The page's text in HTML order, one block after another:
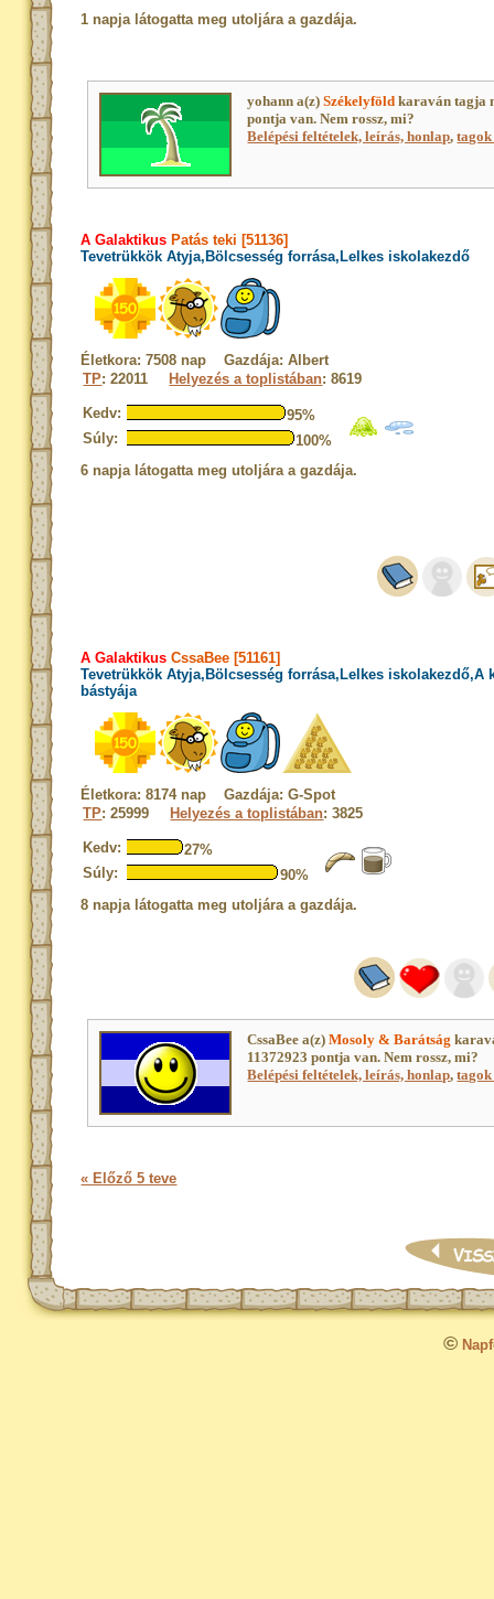
1 napja látogatta meg utoljára a gazdája.
yohann a(z)Székelyföld karaván tagja
pontja van. Nem rossz, mi?
Belépési feltételek, leírás, honlap,
A Galaktikus Patás teki [51136]
Tevetrükkök Atyja,Bölcsesség forrása,Lelkes iskolakezdő
Életkora: 7508 nap Gazdája: Albert
TP: 22011 Helyezés a toplistában: 8619
Kedv:
95%
Súly:
100%
6 napja látogatta meg utoljára a gazdája.
A Galaktikus CssaBee [51161]
Tevetrükkök Atyja,Bölcsesség forrása,Lelkes iskolakezdő,A
bástyája
Életkora: 8174 nap Gazdája: G-Spot
TP: 25999 Helyezés a toplistában: 3825
Kedv:
27%
Súly:
90%
8 napja látogatta meg utoljára a gazdája.
CssaBee a(z)Mosoly & Barátság
11372923 pontja van. Nem rossz, mi?
Belépési feltételek, leírás, honlap,
« Előző 5 teve
©